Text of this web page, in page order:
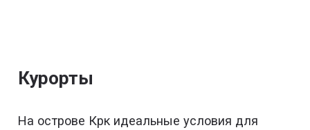
Курорты
На острове Крк идеальные условия для